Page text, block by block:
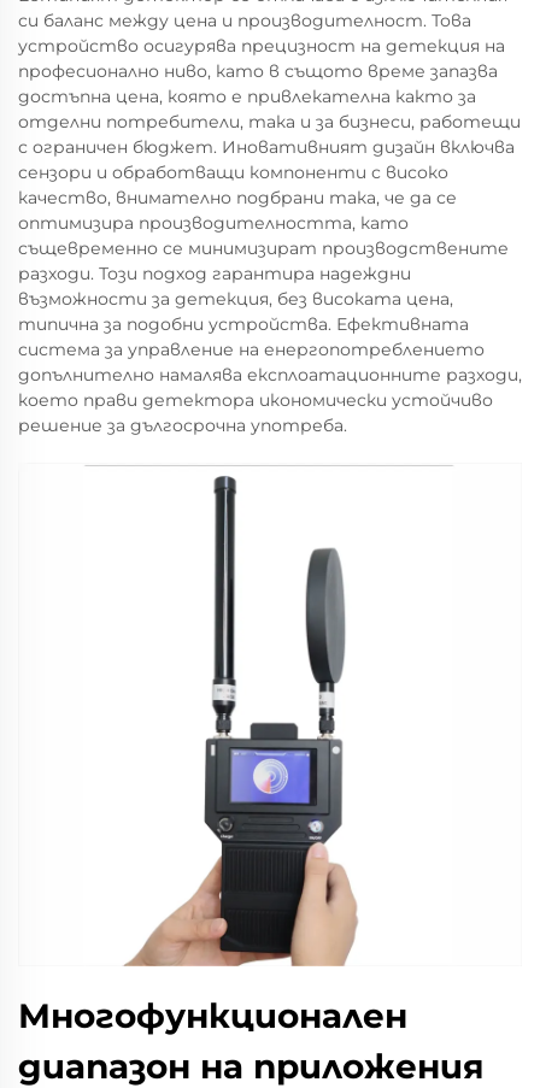
си баланс между цена и производителност. Това
устройство осигурява прецизност на детекция на
професионално ниво, като в същото време запазва
достъпна цена, която е привлекателна както за
отделни потребители, така и за бизнеси, работещи
с ограничен бюджет. Иновативният дизайн включва
сензори и обработващи компоненти с високо
качество, внимателно подбрани така, че да се
оптимизира производителността, като
същевременно се минимизират производствените
разходи. Този подход гарантира надеждни
възможности за детекция, без високата цена,
типична за подобни устройства. Ефективната
система за управление на енергопотреблението
допълнително намалява експлоатационните разходи,
което прави детектора икономически устойчиво
решение за дългосрочна употреба.
Многофункционален
диапазон на приложения